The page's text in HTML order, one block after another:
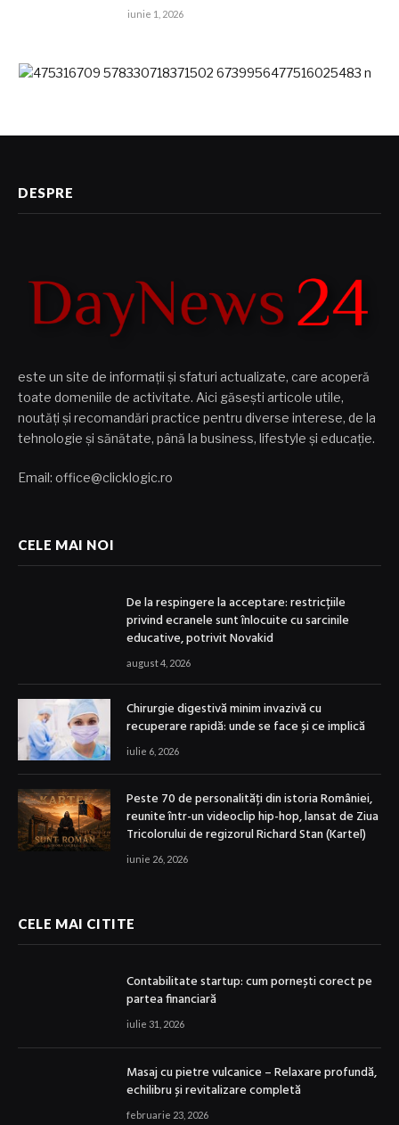
iunie 1, 2026
DESPRE
este un site de informații și sfaturi actualizate, care acoperă
toate domeniile de activitate. Aici găsești articole utile,
noutăți și recomandări practice pentru diverse interese, de la
tehnologie și sănătate, până la business, lifestyle și educație.
Email: office@clicklogic.ro
CELE MAI NOI
De la respingere la acceptare: restricțiile
privind ecranele sunt înlocuite cu sarcinile
educative, potrivit Novakid
august 4, 2026
Chirurgie digestivă minim invazivă cu
recuperare rapidă: unde se face și ce implică
iulie 6, 2026
Peste 70 de personalități din istoria României,
reunite într-un videoclip hip-hop, lansat de Ziua
Tricolorului de regizorul Richard Stan (Kartel)
iunie 26, 2026
CELE MAI CITITE
Contabilitate startup: cum pornești corect pe
partea financiară
iulie 31, 2026
Masaj cu pietre vulcanice – Relaxare profundă,
echilibru și revitalizare completă
februarie 23, 2026